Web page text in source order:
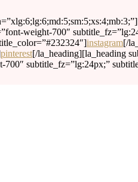
weight-700″
instagram[/
pinterest[/la_heading][la_heading
700″ subtitle_fz=”lg:24px;”